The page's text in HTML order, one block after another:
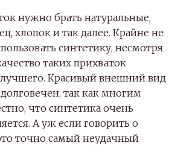
нужно брать натуральные,
хлопок и так далее. Крайне не
синтетику, несмотря
таких прихваток
лучшего. Красивый внешний вид
так как многим
что синтетика очень
А уж если говорить о
точно самый неудачный